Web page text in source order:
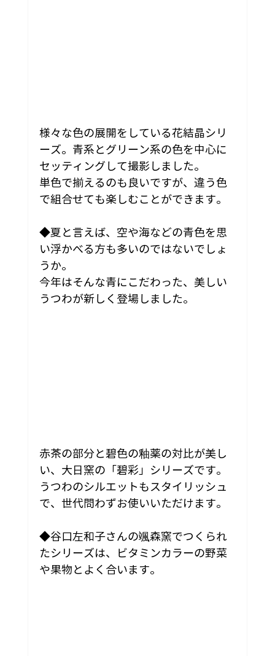
様々な色の展開をしている花結晶シリ
ーズ。青系とグリーン系の色を中心に
セッティングして撮影しました。
単色で揃えるのも良いですが、違う色
で組合せても楽しむことができます。
◆夏と言えば、空や海などの青色を思
い浮かべる方も多いのではないでしょ
うか。
今年はそんな青にこだわった、美しい
うつわが新しく登場しました。
赤茶の部分と碧色の釉薬の対比が美し
い、大日窯の「碧彩」シリーズです。
うつわのシルエットもスタイリッシュ
で、世代問わずお使いいただけます。
◆谷口左和子さんの颯森窯でつくられ
たシリーズは、ビタミンカラーの野菜
や果物とよく合います。